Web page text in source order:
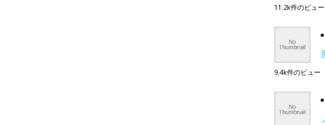
11.2k件のビュー
9.4k件のビュー